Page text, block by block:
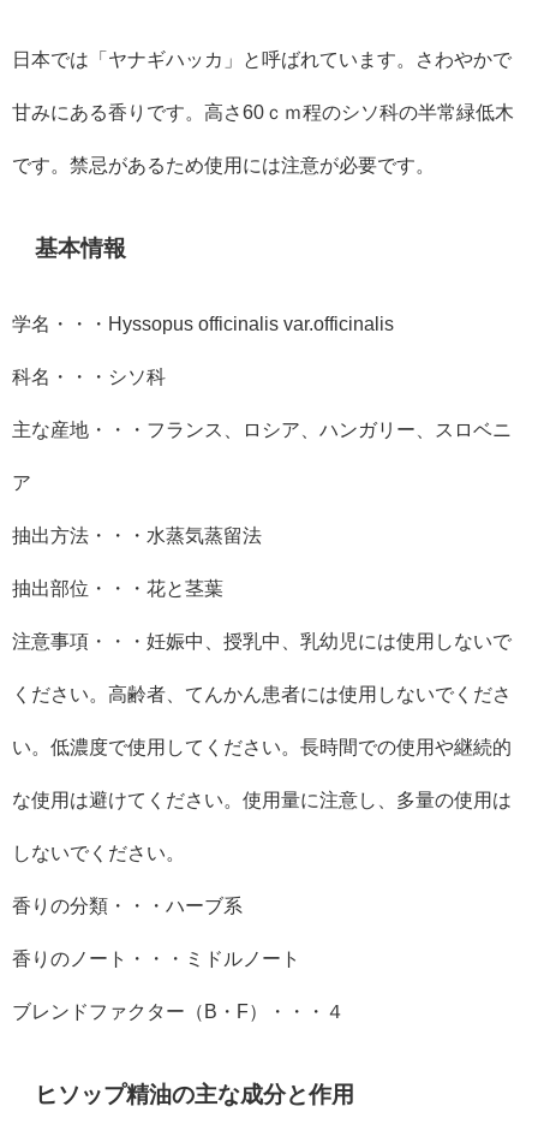
日本では「ヤナギハッカ」と呼ばれています。さわやかで
甘みにある香りです。高さ60ｃｍ程のシソ科の半常緑低木
です。禁忌があるため使用には注意が必要です。
基本情報
学名・・・ Hyssopus officinalis var.officinalis
科名・・・シソ科
主な産地・・・フランス、ロシア、ハンガリー、スロベニ
ア
抽出方法・・・水蒸気蒸留法
抽出部位・・・花と茎葉
注意事項・・・妊娠中、授乳中、乳幼児には使用しないで
ください。高齢者、てんかん患者には使用しないでくださ
い。低濃度で使用してください。長時間での使用や継続的
な使用は避けてください。使用量に注意し、多量の使用は
しないでください。
香りの分類・・・ハーブ系
香りのノート・・・ミドルノート
ブレンドファクター（ B ・ F）・・・４
ヒソップ精油の主な成分と作用